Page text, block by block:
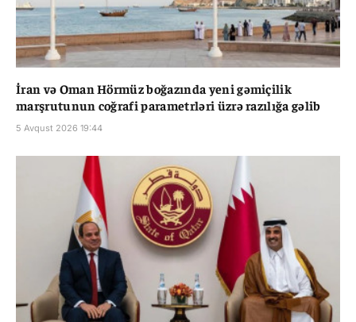
İran və Oman Hörmüz boğazında yeni gəmiçilik
marşrutunun coğrafi parametrləri üzrə razılığa gəlib
5 Avqust 2026 19:44